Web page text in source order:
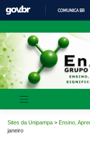
para
o
conteúdo
COMUNICA BR
Sites da Unipampa > Ensino,
janeiro